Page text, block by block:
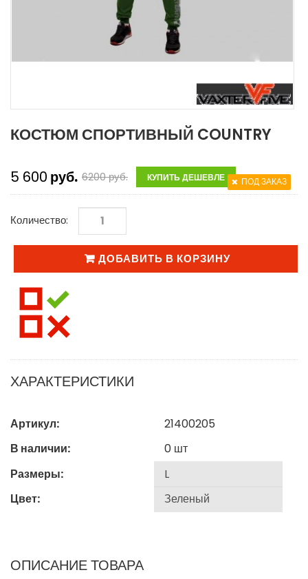
КОСТЮМ СПОРТИВНЫЙ COUNTRY
5 600 руб. 6200руб. КУПИТЬ ДЕШЕВЛЕ ПОД ЗАКАЗ
Количество:
ДОБАВИТЬ В КОРЗИНУ
ХАРАКТЕРИСТИКИ
Артикул:
21400205
В наличии:
0 шт
Размеры:
Цвет:
ОПИСАНИЕ ТОВАРА